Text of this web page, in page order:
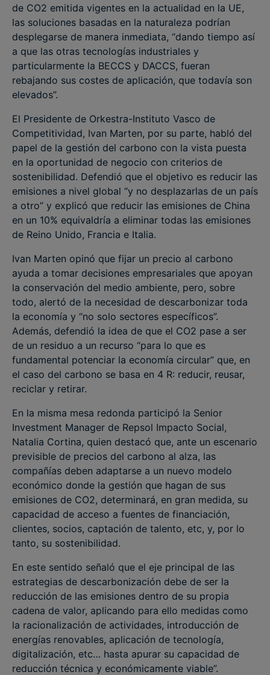
de CO2 emitida vigentes en la actualidad en la UE,
las soluciones basadas en la naturaleza podrían
desplegarse de manera inmediata, “dando tiempo así
a que las otras tecnologías industriales y
particularmente ​la BECCS y DACCS, fueran
rebajando sus costes de aplicación, que todavía son
elevados”.
El Presidente de Orkestra-Instituto Vasco de
Competitividad, Ivan Marten, por su parte, habló del
papel de la gestión del carbono con la vista puesta
en la oportunidad de negocio con criterios de
sostenibilidad. Defendió que el objetivo es reducir las
emisiones a nivel global “y no desplazarlas de un país
a otro” y explicó que reducir las emisiones de China
en un 10% equivaldría a eliminar todas las emisiones
de Reino Unido, Francia e Italia.
Ivan Marten opinó que fijar un precio al carbono
ayuda a tomar decisiones empresariales que apoyan
la conservación del medio ambiente, pero, sobre
todo, alertó de la necesidad de descarbonizar toda
la economía y “no solo sectores específicos”.
Además, defendió la idea de que el CO2 pase a ser
de un residuo a un recurso “para lo que es
fundamental potenciar la economía circular” que, en
el caso del carbono se basa en 4 R: reducir, reusar,
reciclar y retirar.
En la misma mesa redonda participó la Senior
Investment Manager de Repsol Impacto Social,
Natalia Cortina, quien destacó que, ante un escenario
previsible de precios del carbono al alza, las
compañías deben adaptarse a un nuevo modelo
económico donde la gestión que hagan de sus
emisiones de CO2, determinará, en gran medida, su
capacidad de acceso a fuentes de financiación,
clientes, socios, captación de talento, etc, y, por lo
tanto, su sostenibilidad.
En este sentido señaló que el eje principal de las
estrategias de descarbonización debe de ser la
reducción de las emisiones dentro de su propia
cadena de valor, aplicando para ello medidas como
la racionalización de actividades, introducción de
energías renovables, aplicación de tecnología,
digitalización, etc… hasta apurar su capacidad de
reducción técnica y económicamente viable”.